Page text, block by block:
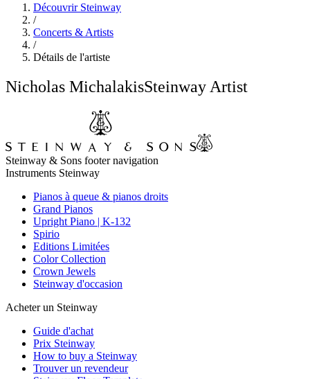
Découvrir Steinway
/
Concerts & Artists
/
Détails de l'artiste
Nicholas MichalakisSteinway Artist
Steinway & Sons footer navigation
Instruments Steinway
Pianos à queue & pianos droits
Grand Pianos
Upright Piano | K-132
Spirio
Editions Limitées
Color Collection
Crown Jewels
Steinway d'occasion
Acheter un Steinway
Guide d'achat
Prix Steinway
How to buy a Steinway
Trouver un revendeur